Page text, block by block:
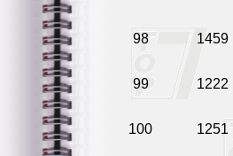
98 1459
99 1222
100 1251